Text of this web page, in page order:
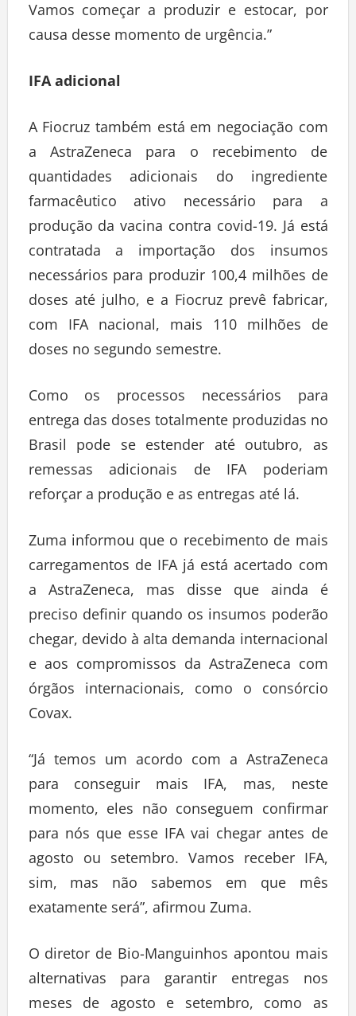
Vamos começar a produzir e estocar, por
causa desse momento de urgência.”
IFA adicional
A Fiocruz também está em negociação com
a AstraZeneca para o recebimento de
quantidades adicionais do ingrediente
farmacêutico ativo necessário para a
produção da vacina contra covid-19. Já está
contratada a importação dos insumos
necessários para produzir 100,4 milhões de
doses até julho, e a Fiocruz prevê fabricar,
com IFA nacional, mais 110 milhões de
doses no segundo semestre.
Como os processos necessários para
entrega das doses totalmente produzidas no
Brasil pode se estender até outubro, as
remessas adicionais de IFA poderiam
reforçar a produção e as entregas até lá.
Zuma informou que o recebimento de mais
carregamentos de IFA já está acertado com
a AstraZeneca, mas disse que ainda é
preciso definir quando os insumos poderão
chegar, devido à alta demanda internacional
e aos compromissos da AstraZeneca com
órgãos internacionais, como o consórcio
Covax.
“Já temos um acordo com a AstraZeneca
para conseguir mais IFA, mas, neste
momento, eles não conseguem confirmar
para nós que esse IFA vai chegar antes de
agosto ou setembro. Vamos receber IFA,
sim, mas não sabemos em que mês
exatamente será”, afirmou Zuma.
O diretor de Bio-Manguinhos apontou mais
alternativas para garantir entregas nos
meses de agosto e setembro, como as